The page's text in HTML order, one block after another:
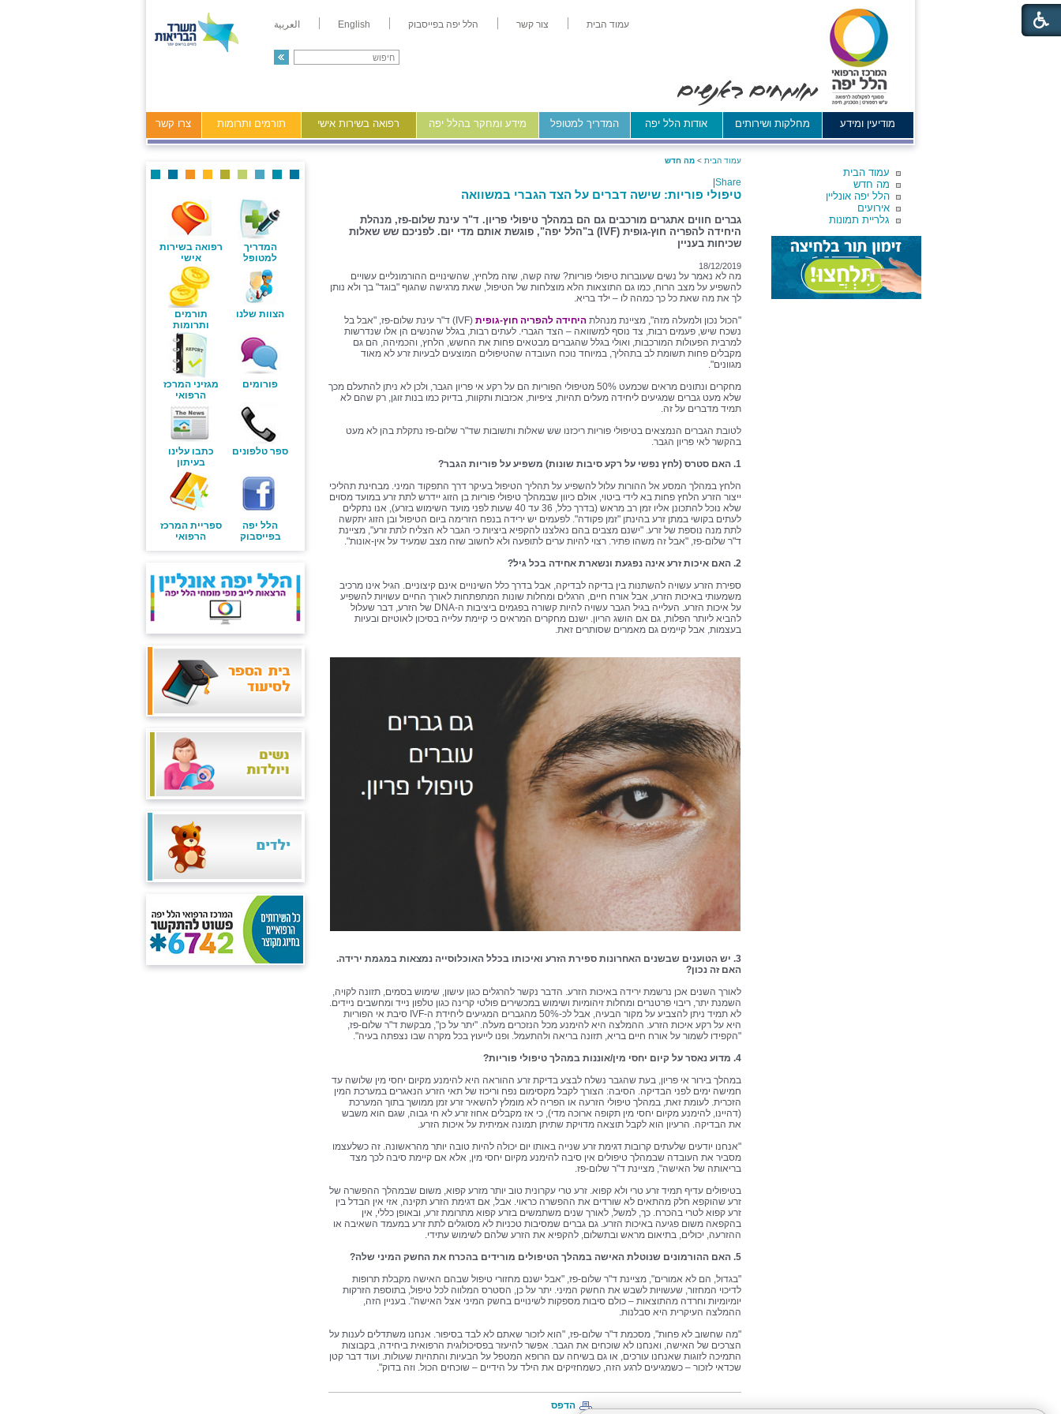
עמוד הבית צור קשר הלל יפה בפייסבוק English العربية
מודיעין ומידע מחלקות ושירותים אודות הלל יפה המדריך למטופל מידע ומחקר בהלל יפה רפואה בשירות אישי תורמים ותרומות צרו קשר
עמוד הבית
מה חדש
הלל יפה אונליין
אירועים
גלריית תמונות
עמוד הבית > מה חדש
Share
טיפולי פוריות: שישה דברים על הצד הגברי במשוואה
גברים חווים אתגרים מורכבים גם הם במהלך טיפולי פריון. ד"ר עינת שלום-פז, מנהלת
היחידה להפריה חוץ-גופית (IVF) ב"הלל יפה", פוגשת אותם מדי יום. לפניכם שש שאלות
שכיחות בעניין
18/12/2019
מה לא נאמר על נשים שעוברות טיפולי פוריות? שזה קשה, שזה מלחיץ, שהשינויים ההורמונליים עשויים
להשפיע על מצב הרוח, כמו גם התוצאות הלא מוצלחות של הטיפול, שאת מרגישה שהגוף "בוגד" בך ולא נותן
לך את מה שאת כל כך כמהה לו – ילד בריא.
"הכול נכון ולמעלה מזה", מציינת מנהלת היחידה להפריה חוץ-גופית
(IVF) ד"ר עינת שלום-פז, "אבל בל
נשכח שיש, פעמים רבות, צד נוסף למשוואה – הצד הגברי. לעתים רבות, בגלל שהנשים הן אלו שנדרשות
למרבית הפעולות המורכבות, ואולי בגלל שהגברים מבטאים פחות את החשש, הלחץ, והכמיהה, הם גם
מקבלים פחות תשומת לב בתהליך, במיוחד נוכח העובדה שהטיפולים המוצעים לבעיות זרע לא מאוד
מגוונים".
מחקרים ונתונים מראים שכמעט 50% מטיפולי הפוריות הם על רקע אי פריון הגבר, ולכן לא ניתן להתעלם מכך
שלא מעט גברים שמגיעים ליחידה מעלים תהיות, ציפיות, אכזבות ותקוות, בדיוק כמו בנות זוגן, רק שהם לא
תמיד מדברים על זה.
לטובת הגברים הנמצאים בטיפולי פוריות ריכזנו שש שאלות ותשובות שד"ר שלום-פז נתקלת בהן לא מעט
בהקשר לאי פריון הגבר.
1. האם סטרס (לחץ נפשי על רקע סיבות שונות) משפיע על פוריות הגבר?
הלחץ במהלך המסע אל ההורות עלול להשפיע על תהליך הטיפול בעיקר דרך התפקוד המיני. מבחינת תהליכי
ייצור הזרע הלחץ פחות בא לידי ביטוי, אולם כיוון שבמהלך טיפולי פוריות בן הזוג יידרש לתת זרע במועד מסוים
שלא נוכל להתכונן אליו זמן רב מראש (בדרך כלל, 36 עד 40 שעות לפני מועד השימוש בזרע), אנו נתקלים
לעתים בקושי במתן זרע בהינתן "זמן פקודה". לפעמים יש ירידה בנפח הזרימה ביום הטיפול ובן הזוג יתקשה
לתת מנה נוספת של זרע. "ישנם מצבים בהם נאלצנו להקפיא ביציות כי הגבר לא הצליח לתת זרע", מציינת
ד"ר שלום-פז, "אבל זה משהו פתיר. רצוי להיות ערים לתופעה ולא לחשוב שזה מצב שמעיד על אין-אונות".
2. האם איכות זרע אינה נפגעת ונשארת אחידה בכל גיל?
ספירת הזרע עשויה להשתנות בין בדיקה לבדיקה, אבל בדרך כלל השינויים אינם קיצוניים. הגיל אינו מרכיב
משמעותי באיכות הזרע, אבל אורח חיים, הרגלים ומחלות שונות המתפתחות לאורך החיים עשויות להשפיע
על איכות הזרע. העלייה בגיל הגבר עשויה להיות קשורה בפגמים ביציבות ה-DNA של הזרע, דבר שעלול
להביא ליותר הפלות, גם אם הושג הריון. ישנם מחקרים המראים כי קיימת עלייה בסיכון לאוטיזם ובעיות
בעצמות, אבל קיימים גם מאמרים שסותרים זאת.
3. יש הטוענים שבשנים האחרונות ספירת הזרע ואיכותו בכלל האוכלוסייה נמצאות במגמת ירידה.
האם זה נכון?
לאורך השנים אכן נרשמת ירידה באיכות הזרע. הדבר נקשר להרגלים כגון עישון, שימוש בסמים, תזונה לקויה,
השמנת יתר, ריבוי פרטנרים ומחלות זיהומיות ושימוש במכשירים פולטי קרינה כגון טלפון נייד ומחשבים ניידים.
לא תמיד ניתן להצביע על מקור הבעיה, אבל לכ-50% מהגברים המגיעים ליחידת ה-IVF סיבת אי הפוריות
היא על רקע איכות הזרע. ההמלצה היא להימנע מכל הנזכרים מעלה. "יתר על כן", מבקשת ד"ר שלום-פז,
"הקפידו לשמור על אורח חיים בריא, תזונה בריאה ולהתעמל. ופנו לייעוץ בכל מקרה שבו נצפתה בעיה".
4. מדוע נאסר על קיום יחסי מין/אוננות במהלך טיפולי פוריות?
במהלך בירור אי פריון, בעת שהגבר נשלח לבצע בדיקת זרע ההוראה היא להימנע מקיום יחסי מין שלושה עד
חמישה ימים לפני הבדיקה. הסיבה: הצורך לקבל מקסימום נפח וריכוז של תאי הזרע הנאגרים במערכת המין
הזכרית. לעומת זאת, במהלך טיפולי הזרעה או הפריה לא מומלץ להשאיר זרע זמן ממושך בתוך המערכת
(דהיינו, להימנע מקיום יחסי מין תקופה ארוכה מדי), כי אז מקבלים אחוז זרע לא חי גבוה, שגם הוא משבש
את הבדיקה. הרעיון הוא לקבל תוצאה מדויקת שתיתן תמונה אמיתית על איכות הזרע.
"אנחנו יודעים שלעתים קרובות דגימת זרע שנייה באותו יום יכולה להיות טובה יותר מהראשונה. זה כשלעצמו
מסביר את העובדה שבמהלך טיפולים אין סיבה להימנע מקיום יחסי מין, אלא אם קיימת סיבה לכך מצד
בריאותה של האישה", מציינת ד"ר שלום-פז.
בטיפולים עדיף תמיד זרע טרי ולא קפוא. זרע טרי עקרונית טוב יותר מזרע קפוא, משום שבמהלך ההפשרה של
זרע שהוקפא חלק מהתאים לא שורדים את ההפשרה כראוי. אבל, אם דגימת הזרע תקינה, אזי אין הבדל בין
זרע קפוא לטרי בהכרח. כך, למשל, לאורך שנים משתמשים בזרע קפוא מתרומת זרע, ובאופן כללי, אין
בהקפאה משום פגיעה באיכות הזרע. גם גברים שמסיבות טכניות לא מסוגלים לתת זרע במעמד השאיבה או
ההזרעה, יכולים, בתיאום מראש ובתשלום, להקפיא את הזרע שלהם לשימוש עתידי.
5. האם ההורמונים שנוטלת האישה במהלך הטיפולים מורידים בהכרח את החשק המיני שלה?
"בגדול, הם לא אמורים", מציינת ד"ר שלום-פז, "אבל ישנם מחזורי טיפול שבהם האישה מקבלת תרופות
לדיכוי המחזור, שעשויות לשבש את החשק המיני. יתר על כן, הסטרס המלווה לכל טיפול, בתוספת הזרקות
יומיומיות וחרדה מהתוצאות – כולם סיבות מספקות לשינויים בחשק המיני אצל האישה". בעניין הזה,
ההמלצה העיקרית היא סבלנות.
"מה שחשוב לא פחות", מסכמת ד"ר שלום-פז, "הוא לזכור שאתם לא לבד בסיפור. אנחנו משתדלים לענות על
הצרכים של האישה, ואנחנו לא שוכחים את הגבר. אפשר להיעזר בפסיכולוגית הרפואית ביחידה, בקבוצות
התמיכה לזוגות שאנחנו עורכים, או גם בשיחה עם הרופא המטפל על הבעיות והתהיות שעולות. ועוד דבר קטן
שכדאי לזכור – כשמגיעים לרגע הזה, כשמחזיקים את הילד על הידיים – שוכחים הכול. וזה בדוק".
הדפס
המדריך
למטופל
רפואה בשירות
אישי
הצוות שלנו
תורמים
ותרומות
פורומים
מגזיני המרכז
הרפואי
ספר טלפונים
כתבו עלינו
בעיתון
הלל יפה
בפייסבוק
ספריית המרכז
הרפואי